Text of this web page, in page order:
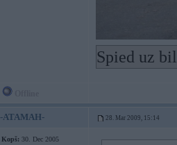
Spied uz
-ATAMAH- 28. Mar 2009, 15:14
Kopš: 30. Dec 2005